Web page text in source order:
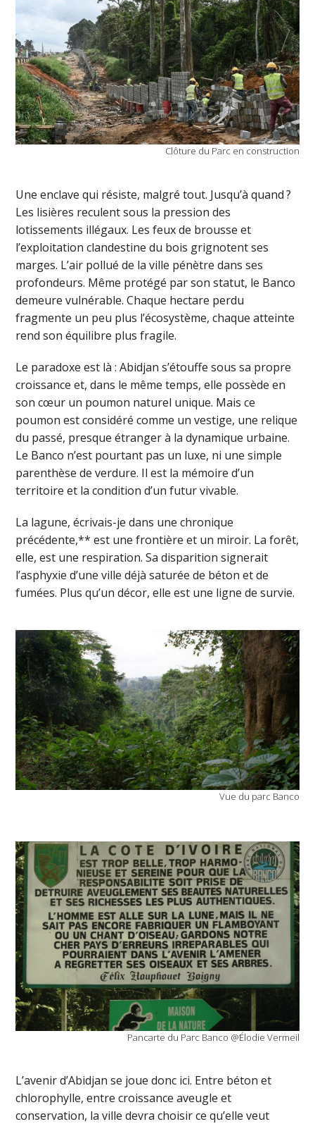
Clôture du Parc en construction
Une enclave qui résiste, malgré tout. Jusqu’à quand ?
Les lisières reculent sous la pression des
lotissements illégaux. Les feux de brousse et
l’exploitation clandestine du bois grignotent ses
marges. L’air pollué de la ville pénètre dans ses
profondeurs. Même protégé par son statut, le Banco
demeure vulnérable. Chaque hectare perdu
fragmente un peu plus l’écosystème, chaque atteinte
rend son équilibre plus fragile.
Le paradoxe est là : Abidjan s’étouffe sous sa propre
croissance et, dans le même temps, elle possède en
son cœur un poumon naturel unique. Mais ce
poumon est considéré comme un vestige, une relique
du passé, presque étranger à la dynamique urbaine.
Le Banco n’est pourtant pas un luxe, ni une simple
parenthèse de verdure. Il est la mémoire d’un
territoire et la condition d’un futur vivable.
La lagune, écrivais-je dans une chronique
précédente,** est une frontière et un miroir. La forêt,
elle, est une respiration. Sa disparition signerait
l’asphyxie d’une ville déjà saturée de béton et de
fumées. Plus qu’un décor, elle est une ligne de survie.
Vue du parc Banco
Pancarte du Parc Banco @Élodie Vermeil
L’avenir d’Abidjan se joue donc ici. Entre béton et
chlorophylle, entre croissance aveugle et
conservation, la ville devra choisir ce qu’elle veut